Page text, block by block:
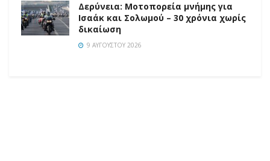
Δερύνεια: Μοτοπορεία μνήμης για
Ισαάκ και Σολωμού – 30 χρόνια χωρίς
δικαίωση
9 ΑΥΓΟΎΣΤΟΥ 2026